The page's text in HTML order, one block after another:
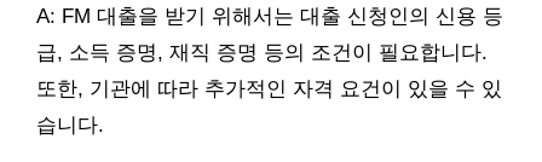
A: FM 대출을 받기 위해서는 대출 신청인의 신용 등
급, 소득 증명, 재직 증명 등의 조건이 필요합니다.
또한, 기관에 따라 추가적인 자격 요건이 있을 수 있
습니다.